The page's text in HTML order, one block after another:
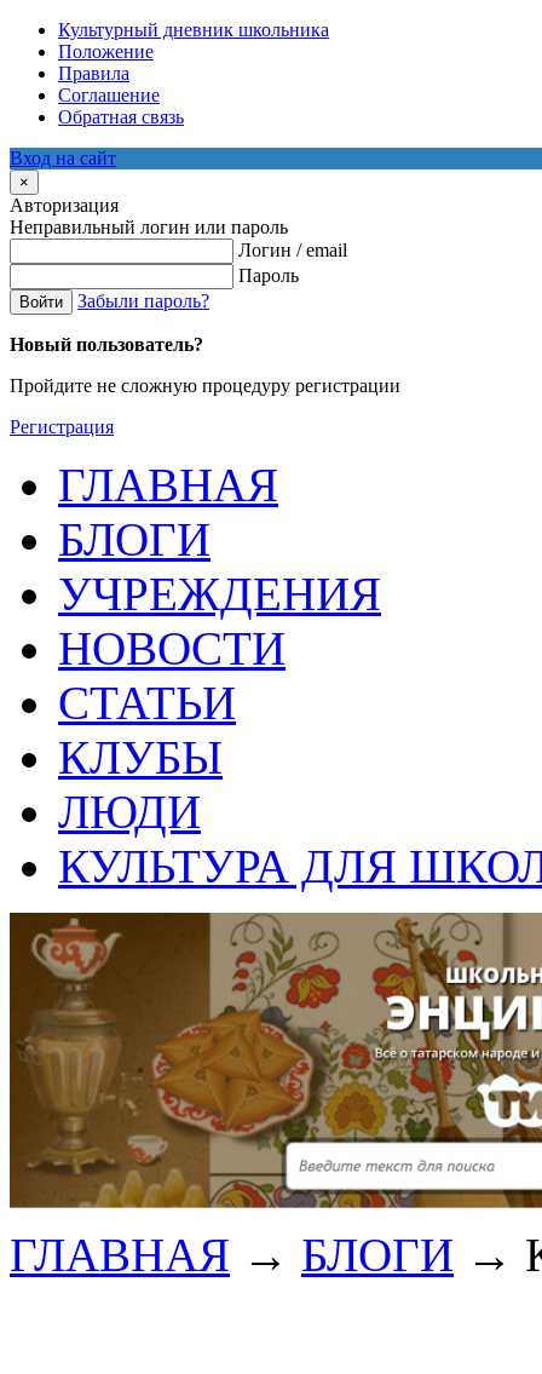
Культурный дневник школьника
Положение
Правила
Соглашение
Обратная связь
Вход на сайт
×
Авторизация
Неправильный логин или пароль
Логин / email
Пароль
Войти Забыли пароль?
Новый пользователь?
Пройдите не сложную процедуру регистрации
Регистрация
ГЛАВНАЯ
БЛОГИ
УЧРЕЖДЕНИЯ
НОВОСТИ
СТАТЬИ
КЛУБЫ
ЛЮДИ
КУЛЬТУРА ДЛЯ
ГЛАВНАЯ → БЛОГИ →